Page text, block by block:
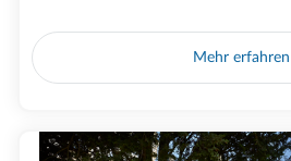
Mehr erfahren